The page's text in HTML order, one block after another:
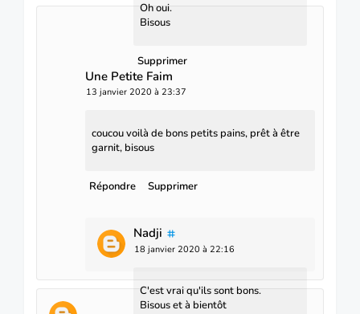
Oh oui.
Bisous
Supprimer
Une Petite Faim
13 janvier 2020 à 23:37
coucou voilà de bons petits pains, prêt à être
garnit, bisous
Répondre Supprimer
Nadji
18 janvier 2020 à 22:16
C'est vrai qu'ils sont bons.
Bisous et à bientôt